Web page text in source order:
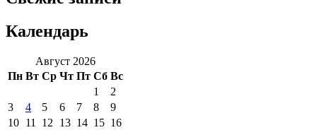
Календарь
Август 2026
Пн Вт Ср Чт Пт Сб Вс
1
2
3
4 5 6 7 8
9
10 11 12 13 14 15 16